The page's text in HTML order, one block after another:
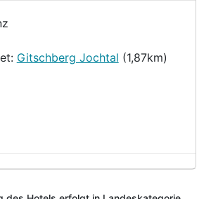
Gitschberg Jochtal (1,87km)